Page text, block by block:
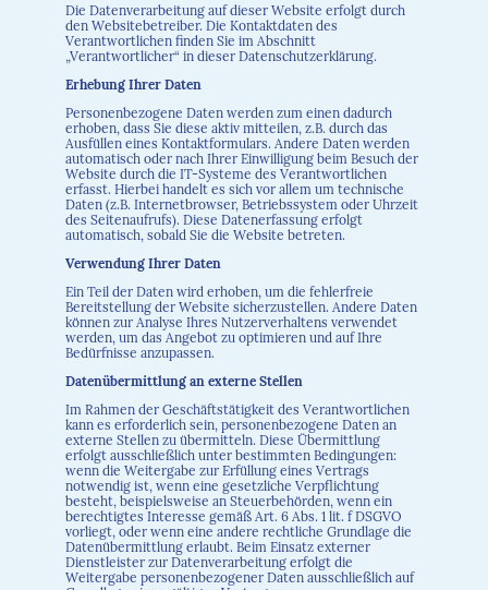
Die Datenverarbeitung auf dieser Website erfolgt durch
den Websitebetreiber. Die Kontaktdaten des
Verantwortlichen finden Sie im Abschnitt
„Verantwortlicher“ in dieser Datenschutzerklärung.
Erhebung Ihrer Daten
Personenbezogene Daten werden zum einen dadurch
erhoben, dass Sie diese aktiv mitteilen, z.B. durch das
Ausfüllen eines Kontaktformulars. Andere Daten werden
automatisch oder nach Ihrer Einwilligung beim Besuch der
Website durch die IT-Systeme des Verantwortlichen
erfasst. Hierbei handelt es sich vor allem um technische
Daten (z.B. Internetbrowser, Betriebssystem oder Uhrzeit
des Seitenaufrufs). Diese Datenerfassung erfolgt
automatisch, sobald Sie die Website betreten.
Verwendung Ihrer Daten
Ein Teil der Daten wird erhoben, um die fehlerfreie
Bereitstellung der Website sicherzustellen. Andere Daten
können zur Analyse Ihres Nutzerverhaltens verwendet
werden, um das Angebot zu optimieren und auf Ihre
Bedürfnisse anzupassen.
Datenübermittlung an externe Stellen
Im Rahmen der Geschäftstätigkeit des Verantwortlichen
kann es erforderlich sein, personenbezogene Daten an
externe Stellen zu übermitteln. Diese Übermittlung
erfolgt ausschließlich unter bestimmten Bedingungen:
wenn die Weitergabe zur Erfüllung eines Vertrags
notwendig ist, wenn eine gesetzliche Verpflichtung
besteht, beispielsweise an Steuerbehörden, wenn ein
berechtigtes Interesse gemäß Art. 6 Abs. 1 lit. f DSGVO
vorliegt, oder wenn eine andere rechtliche Grundlage die
Datenübermittlung erlaubt. Beim Einsatz externer
Dienstleister zur Datenverarbeitung erfolgt die
Weitergabe personenbezogener Daten ausschließlich auf